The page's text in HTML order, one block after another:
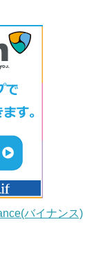
バイナンス)